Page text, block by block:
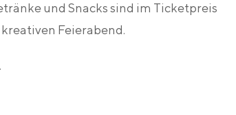
und Snacks sind im Ticketpreis
Feierabend.